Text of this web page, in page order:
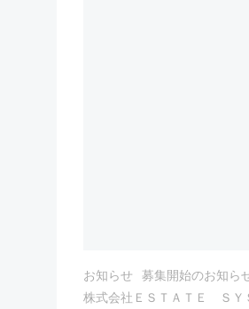
お知らせ 募集開始のお知ら
株式会社ＥＳＴＡＴＥ ＳＹ